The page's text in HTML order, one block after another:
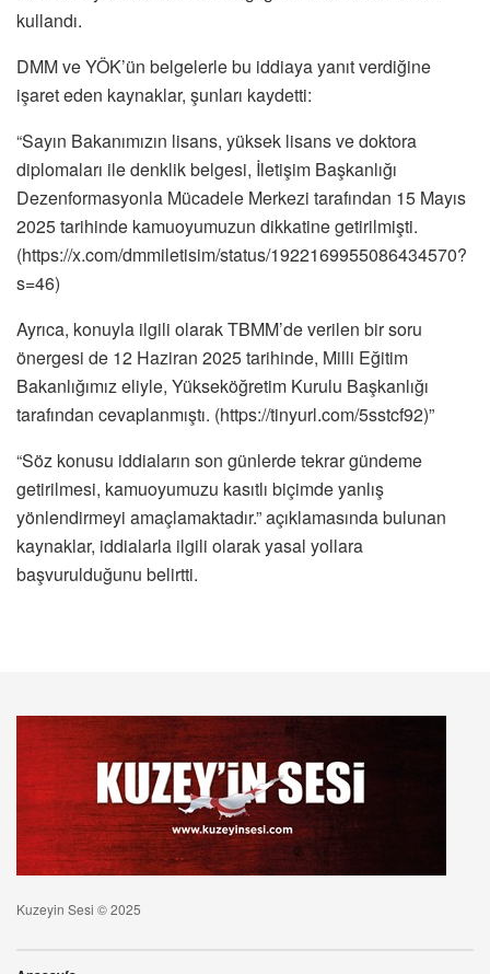
kullandı.
DMM ve YÖK’ün belgelerle bu iddiaya yanıt verdiğine
işaret eden kaynaklar, şunları kaydetti:
“Sayın Bakanımızın lisans, yüksek lisans ve doktora
diplomaları ile denklik belgesi, İletişim Başkanlığı
Dezenformasyonla Mücadele Merkezi tarafından 15 Mayıs
2025 tarihinde kamuoyumuzun dikkatine getirilmişti.
(https://x.com/dmmiletisim/status/1922169955086434570?
s=46)
Ayrıca, konuyla ilgili olarak TBMM’de verilen bir soru
önergesi de 12 Haziran 2025 tarihinde, Milli Eğitim
Bakanlığımız eliyle, Yükseköğretim Kurulu Başkanlığı
tarafından cevaplanmıştı. (https://tinyurl.com/5sstcf92)”
“Söz konusu iddiaların son günlerde tekrar gündeme
getirilmesi, kamuoyumuzu kasıtlı biçimde yanlış
yönlendirmeyi amaçlamaktadır.” açıklamasında bulunan
kaynaklar, iddialarla ilgili olarak yasal yollara
başvurulduğunu belirtti.
Kuzeyin Sesi © 2025